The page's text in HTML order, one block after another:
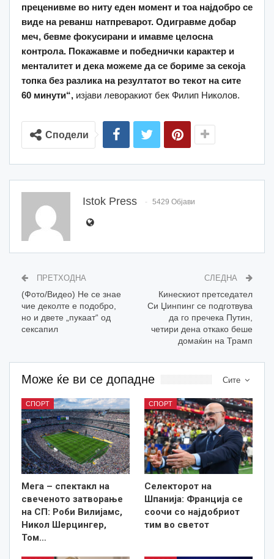
преценивме во ниту еден момент и тоа најдобро се
виде на реванш натпреварот. Одигравме добар
меч, бевме фокусирани и имавме целосна
контрола. Покажавме и победнички карактер и
менталитет и дека можеме да се бориме за секоја
топка без разлика на резултатот во текот на сите
60 минути“, изјави леворакиот бек Филип Николов.
Сподели
Istok Press 5429 Објави
ПРЕТХОДНА
(Фото/Видео) Не се знае
чие деколте е подобро,
но и двете „пукаат“ од
сексапил
СЛЕДНА
Кинескиот претседател
Си Џинпинг се подготвува
да го пречека Путин,
четири дена откако беше
домаќин на Трамп
Сите
Може ќе ви се допадне
СПОРТ
Мега – спектакл на
свеченото затворање
на СП: Роби Вилијамс,
Никол Шерцингер,
Том…
СПОРТ
Селекторот на
Шпанија: Франција се
соочи со најдобриот
тим во светот